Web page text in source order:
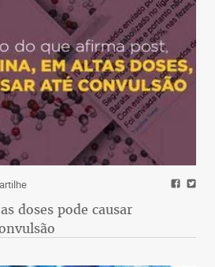
doses pode causar